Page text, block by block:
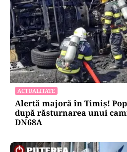
ACTUALITATE
Alertă majoră în Timiș!
după răsturnarea unui
DN68A